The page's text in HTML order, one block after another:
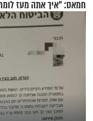
חמאס: "איך אתה מעז
שלא ביצעתם פשעי